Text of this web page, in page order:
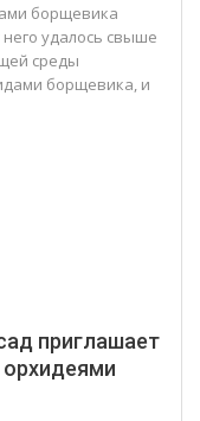
борщевика
него удалось свыше
среды
борщевика, и
приглашает